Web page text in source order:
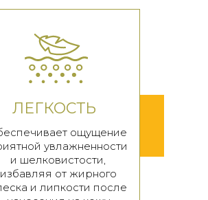
ЛЕГКОСТЬ
ощущение
увлажненности
и шелковистости,
избавляя от жирного
и липкости после